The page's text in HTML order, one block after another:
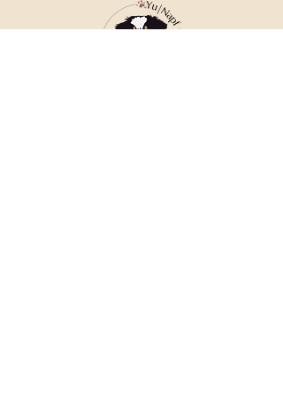
Bläschen vorkommen können. Diese
stellen kein Reklamationsgrund dar.